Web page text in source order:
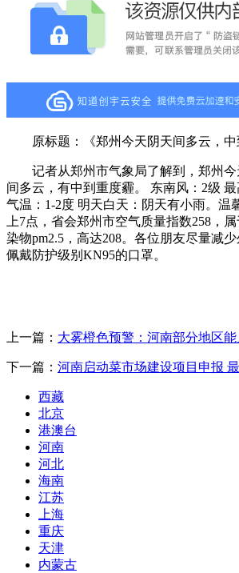
原标题：《郑州今天阴天间多云，中
记者从郑州市气象局了解到，郑州今
间多云，有中到重度霾。 东南风：2级
气温：1-2度 明天白天：阴天有小雨。温
上7点，省会郑州市空气质量指数258，
染物pm2.5，高达208。各位朋友尽量减
佩戴防护级别KN95的口罩。
上一篇： 大雾橙色预警：河南部分地区
下一篇： 河南启动菜市场建设项目申报
西藏
北京
港澳台
河南
河北
海南
江苏
上海
重庆
天津
内蒙古